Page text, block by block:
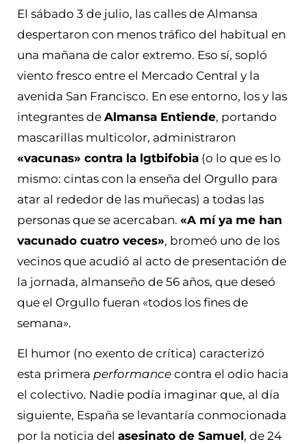
El sábado 3 de julio, las calles de Almansa
despertaron con menos tráfico del habitual en
una mañana de calor extremo. Eso sí, sopló
viento fresco entre el Mercado Central y la
avenida San Francisco. En ese entorno, los y las
integrantes de Almansa Entiende, portando
mascarillas multicolor, administraron
«vacunas» contra la lgtbifobia (o lo que es lo
mismo: cintas con la enseña del Orgullo para
atar al rededor de las muñecas) a todas las
personas que se acercaban. «A mí ya me han
vacunado cuatro veces», bromeó uno de los
vecinos que acudió al acto de presentación de
la jornada, almanseño de 56 años, que deseó
que el Orgullo fueran «todos los fines de
semana».
El humor (no exento de crítica) caracterizó
esta primera performance contra el odio hacia
el colectivo. Nadie podía imaginar que, al día
siguiente, España se levantaría conmocionada
por la noticia del asesinato de Samuel, de 24